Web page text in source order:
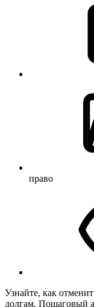
право
Узнайте, как
долгам. Пошаговый